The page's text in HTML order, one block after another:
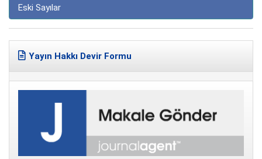
Eski Sayılar
Yayın Hakkı Devir Formu